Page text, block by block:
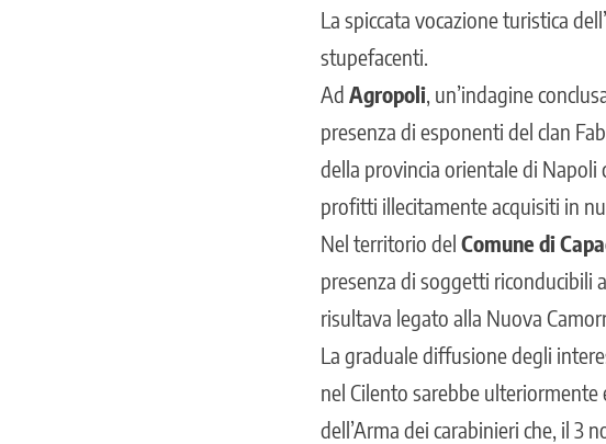
La spiccata vocazione turistica
stupefacenti.
Ad Agropoli , un’indagine
presenza di esponenti del clan
della provincia orientale di
profitti illecitamente acquisiti in
Nel territorio del Comune di
presenza di soggetti riconducibili
risultava legato alla Nuova
La graduale diffusione degli
nel Cilento sarebbe ulteriormente
dell’Arma dei carabinieri che, il 3